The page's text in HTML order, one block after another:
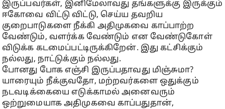
இருப்பவர்கள், இனிமேலாவது தங்களுக்கு இருக்கும்
ஈகோவை விட்டு விட்டு, செய்ய தவறிய
குறைபாடுகளை நீக்கி அதிமுகவை காப்பாற்ற
வேண்டும், வளர்க்க வேண்டும் என வேண்டுகோள்
விடுக்க கடமைப்பட்டிருக்கிறேன். இது கட்சிக்கும்
நல்லது, நாட்டுக்கும் நல்லது.
போனது போக எஞ்சி இருப்பதாவது மிஞ்சுமா?
யாரையும் நீக்குவதோ, மற்றவர்களை ஒதுக்கும்
நடவடிக்கையை எடுக்காமல் அனைவரும்
ஒற்றுமையாக அதிமுகவை காப்பதுதான்,